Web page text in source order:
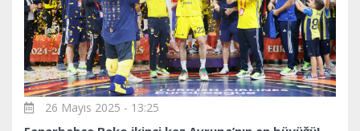
26 Mayıs 2025 - 13:25